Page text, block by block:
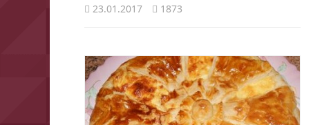
23.01.2017 1873